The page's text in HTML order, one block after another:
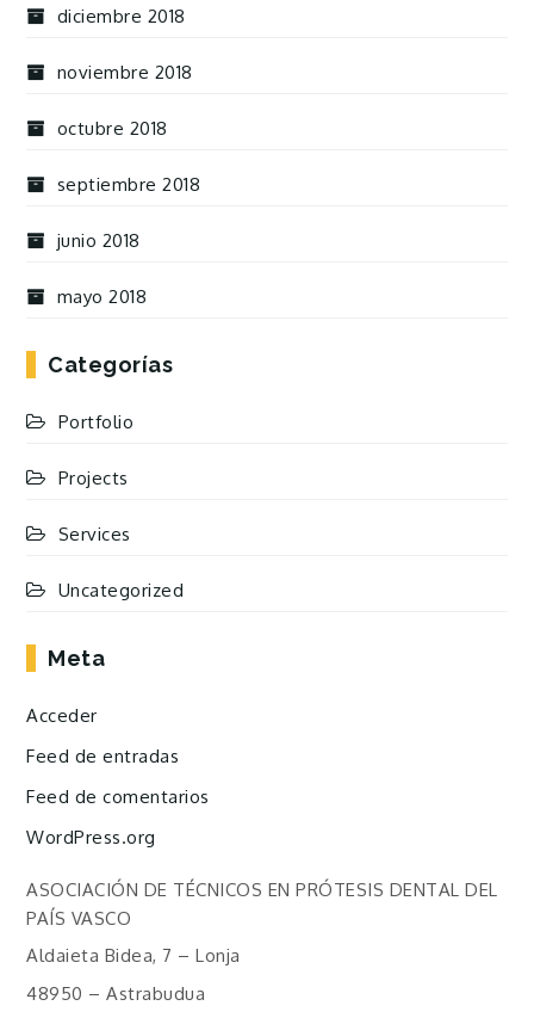
diciembre 2018
noviembre 2018
octubre 2018
septiembre 2018
junio 2018
mayo 2018
Categorías
Portfolio
Projects
Services
Uncategorized
Meta
Acceder
Feed de entradas
Feed de comentarios
WordPress.org
ASOCIACIÓN DE TÉCNICOS EN PRÓTESIS DENTAL DEL
PAÍS VASCO
Aldaieta Bidea, 7 – Lonja
48950 – Astrabudua